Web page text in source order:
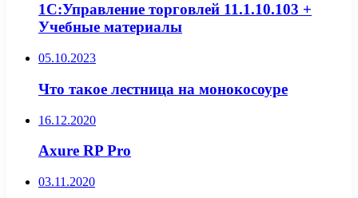
1С:Управление торговлей 11.1.10.103 +
Учебные материалы
05.10.2023
Что такое лестница на монокосоуре
16.12.2020
Axure RP Pro
03.11.2020